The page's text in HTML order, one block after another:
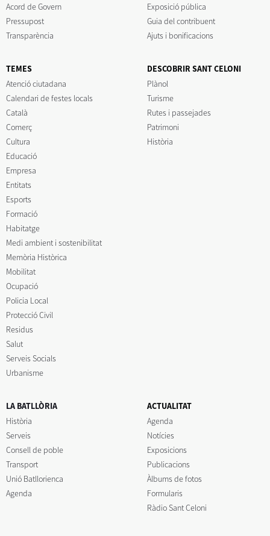
Acord de Govern
Pressupost
Transparència
Exposició pública
Guia del contribuent
Ajuts i bonificacions
TEMES
Atenció ciutadana
Calendari de festes locals
Català
Comerç
Cultura
Educació
Empresa
Entitats
Esports
Formació
Habitatge
Medi ambient i sostenibilitat
Memòria Històrica
Mobilitat
Ocupació
Policia Local
Protecció Civil
Residus
Salut
Serveis Socials
Urbanisme
DESCOBRIR SANT CELONI
Plànol
Turisme
Rutes i passejades
Patrimoni
Història
LA BATLLÒRIA
Història
Serveis
Consell de poble
Transport
Unió Batllorienca
Agenda
ACTUALITAT
Agenda
Notícies
Exposicions
Publicacions
Àlbums de fotos
Formularis
Ràdio Sant Celoni